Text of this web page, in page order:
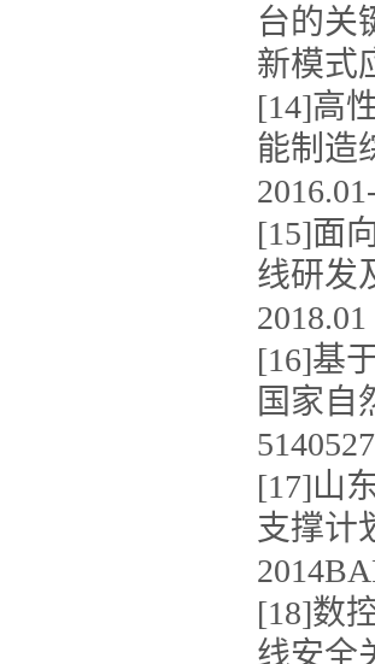
台的关
新模式
[14]高
能制造
[15]面
线研发
[16]基
国家自
[17]山
支撑计
[18]数
线安全